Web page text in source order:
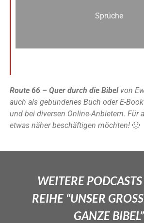
Sprüche
Route 66 – Quer durch die Bibel von
auch als gebundenes Buch oder E-
und bei diversen Online-Anbietern. Für
etwas näher beschäftigen möchten! 🙂
WEITERE
REIHE “UNSER
GANZE BIBEL”